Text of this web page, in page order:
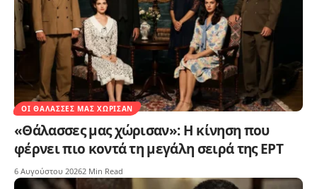
ΟΙ ΘΆΛΑΣΣΕΣ ΜΑΣ ΧΏΡΙΣΑΝ
«Θάλασσες μας χώρισαν»: Η κίνηση που
φέρνει πιο κοντά τη μεγάλη σειρά της ΕΡΤ
6 Αυγούστου 20262 Min Read